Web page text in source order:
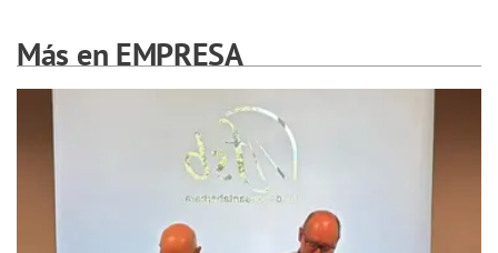
Más en EMPRESA